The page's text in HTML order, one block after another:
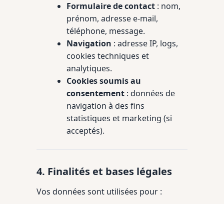
Formulaire de contact : nom,
prénom, adresse e-mail,
téléphone, message.
Navigation : adresse IP, logs,
cookies techniques et
analytiques.
Cookies soumis au
consentement : données de
navigation à des fins
statistiques et marketing (si
acceptés).
4. Finalités et bases légales
Vos données sont utilisées pour :